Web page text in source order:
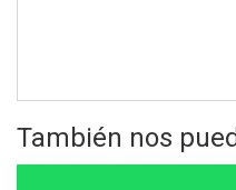
También nos